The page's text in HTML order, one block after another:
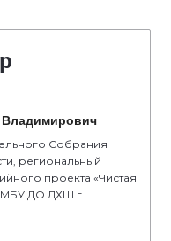
Собрания
региональный
проекта «Чистая
МБУ ДО ДХШ г.